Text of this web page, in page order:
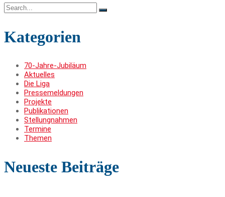
Search
for:
Kategorien
70-Jahre-Jubiläum
Aktuelles
Die Liga
Pressemeldungen
Projekte
Publikationen
Stellungnahmen
Termine
Themen
Neueste Beiträge